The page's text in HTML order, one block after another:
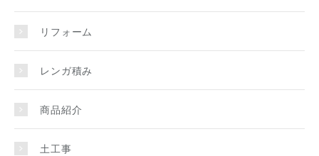
リフォーム
レンガ積み
商品紹介
土工事